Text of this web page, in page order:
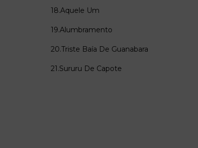
18.Aquele Um
19.Alumbramento
20.Triste Baía De Guanabara
21.Sururu De Capote